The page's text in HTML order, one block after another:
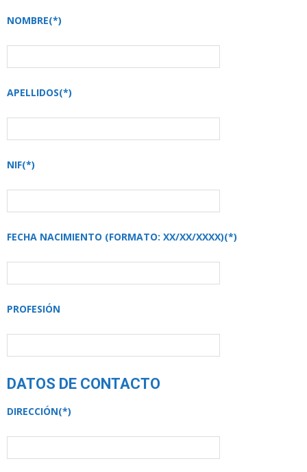
NOMBRE(*)
APELLIDOS(*)
NIF(*)
FECHA NACIMIENTO (FORMATO: XX/XX/XXXX)(*)
PROFESIÓN
DATOS DE CONTACTO
DIRECCIÓN(*)